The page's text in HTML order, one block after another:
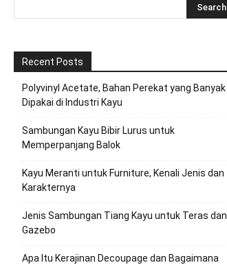
Recent Posts
Polyvinyl Acetate, Bahan Perekat yang Banyak
Dipakai di Industri Kayu
Sambungan Kayu Bibir Lurus untuk
Memperpanjang Balok
Kayu Meranti untuk Furniture, Kenali Jenis dan
Karakternya
Jenis Sambungan Tiang Kayu untuk Teras dan
Gazebo
Apa Itu Kerajinan Decoupage dan Bagaimana